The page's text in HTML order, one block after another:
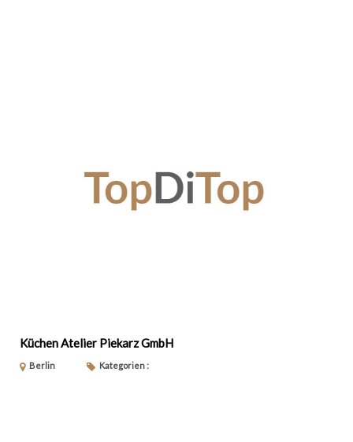
Küchen Atelier Piekarz GmbH
Berlin Kategorien :